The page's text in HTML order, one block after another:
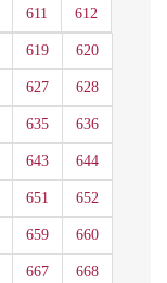
611 612
619 620
627 628
635 636
643 644
651 652
659 660
667 668